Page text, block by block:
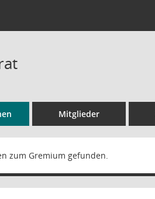
Mitglieder
zum Gremium gefunden.